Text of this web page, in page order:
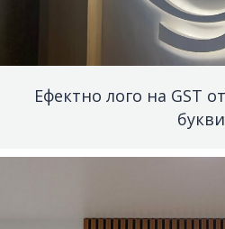
Ефектно лого на GST
букви